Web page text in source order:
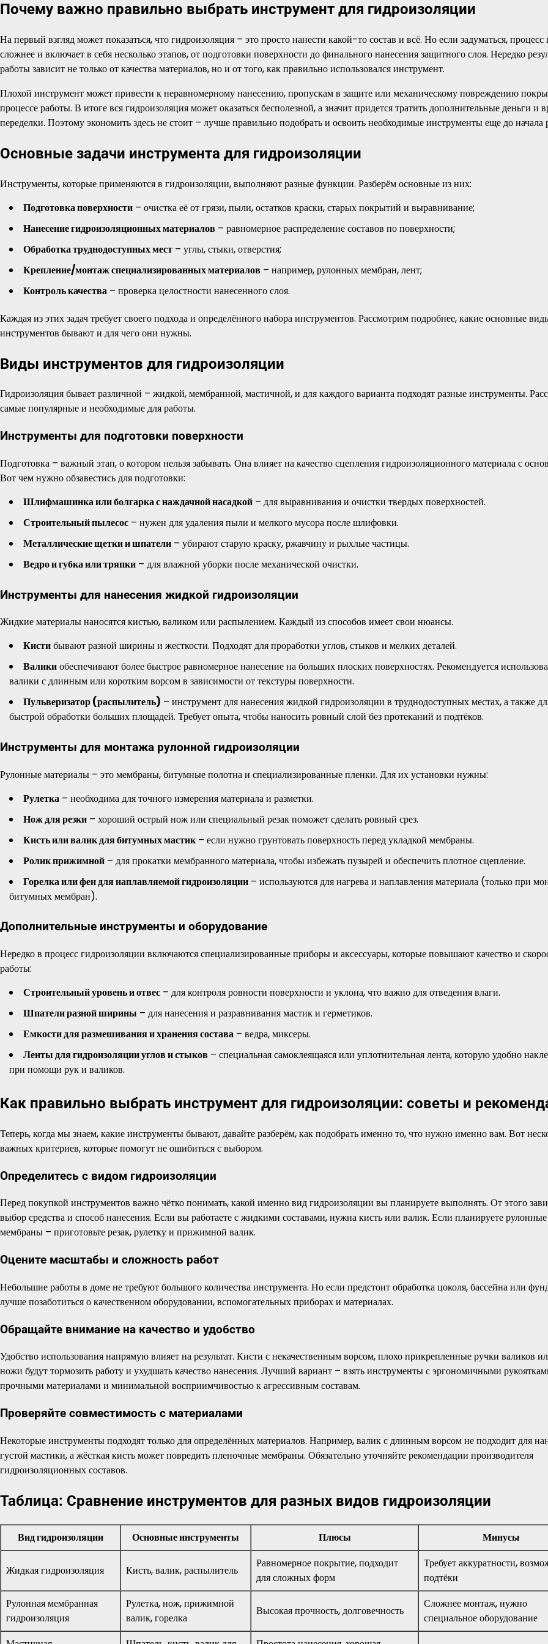
Почему важно правильно выбрать инструмент для гидроизоляции
На первый взгляд может показаться, что гидроизоляция – это просто нанести какой-то состав и всё. Но если задуматься, процесс
сложнее и включает в себя несколько этапов, от подготовки поверхности до финального нанесения защитного слоя. Нередко
работы зависит не только от качества материалов, но и от того, как правильно использовался инструмент.
Плохой инструмент может привести к неравномерному нанесению, пропускам в защите или механическому повреждению
процессе работы. В итоге вся гидроизоляция может оказаться бесполезной, а значит придется тратить дополнительные деньги и
переделки. Поэтому экономить здесь не стоит – лучше правильно подобрать и освоить необходимые инструменты еще до начала
Основные задачи инструмента для гидроизоляции
Инструменты, которые применяются в гидроизоляции, выполняют разные функции. Разберём основные из них:
Подготовка поверхности – очистка её от грязи, пыли, остатков краски, старых покрытий и выравнивание;
Нанесение гидроизоляционных материалов – равномерное распределение составов по поверхности;
Обработка труднодоступных мест – углы, стыки, отверстия;
Крепление/монтаж специализированных материалов – например, рулонных мембран, лент;
Контроль качества – проверка целостности нанесенного слоя.
Каждая из этих задач требует своего подхода и определённого набора инструментов. Рассмотрим подробнее, какие основные
инструментов бывают и для чего они нужны.
Виды инструментов для гидроизоляции
Гидроизоляция бывает различной – жидкой, мембранной, мастичной, и для каждого варианта подходят разные инструменты.
самые популярные и необходимые для работы.
Инструменты для подготовки поверхности
Подготовка – важный этап, о котором нельзя забывать. Она влияет на качество сцепления гидроизоляционного материала с
Вот чем нужно обзавестись для подготовки:
Шлифмашинка или болгарка с наждачной насадкой – для выравнивания и очистки твердых поверхностей.
Строительный пылесос – нужен для удаления пыли и мелкого мусора после шлифовки.
Металлические щетки и шпатели – убирают старую краску, ржавчину и рыхлые частицы.
Ведро и губка или тряпки – для влажной уборки после механической очистки.
Инструменты для нанесения жидкой гидроизоляции
Жидкие материалы наносятся кистью, валиком или распылением. Каждый из способов имеет свои нюансы.
Кистибывают разной ширины и жесткости. Подходят для проработки углов, стыков и мелких деталей.
Валикиобеспечивают более быстрое равномерное нанесение на больших плоских поверхностях. Рекомендуется
валики с длинным или коротким ворсом в зависимости от текстуры поверхности.
Пульверизатор (распылитель) – инструмент для нанесения жидкой гидроизоляции в труднодоступных местах, а также
быстрой обработки больших площадей. Требует опыта, чтобы наносить ровный слой без протеканий и подтёков.
Инструменты для монтажа рулонной гидроизоляции
Рулонные материалы – это мембраны, битумные полотна и специализированные пленки. Для их установки нужны:
Рулетка – необходима для точного измерения материала и разметки.
Нож для резки – хороший острый нож или специальный резак поможет сделать ровный срез.
Кисть или валик для битумных мастик– если нужно грунтовать поверхность перед укладкой мембраны.
Ролик прижимной – для прокатки мембранного материала, чтобы избежать пузырей и обеспечить плотное сцепление.
Горелка или фен для наплавляемой гидроизоляции – используются для нагрева и наплавления материала (только при
битумных мембран).
Дополнительные инструменты и оборудование
Нередко в процесс гидроизоляции включаются специализированные приборы и аксессуары, которые повышают качество и
работы:
Строительный уровень и отвес – для контроля ровности поверхности и уклона, что важно для отведения влаги.
Шпатели разной ширины – для нанесения и разравнивания мастик и герметиков.
Емкости для размешивания и хранения состава – ведра, миксеры.
Ленты для гидроизоляции углов и стыков – специальная самоклеящаяся или уплотнительная лента, которую удобно
при помощи рук и валиков.
Как правильно выбрать инструмент для гидроизоляции: советы и
Теперь, когда мы знаем, какие инструменты бывают, давайте разберём, как подобрать именно то, что нужно именно вам. Вот
важных критериев, которые помогут не ошибиться с выбором.
Определитесь с видом гидроизоляции
Перед покупкой инструментов важно чётко понимать, какой именно вид гидроизоляции вы планируете выполнять. От этого
выбор средства и способ нанесения. Если вы работаете с жидкими составами, нужна кисть или валик. Если планируете рулонные
мембраны – приготовьте резак, рулетку и прижимной валик.
Оцените масштабы и сложность работ
Небольшие работы в доме не требуют большого количества инструмента. Но если предстоит обработка цоколя, бассейна или
лучше позаботиться о качественном оборудовании, вспомогательных приборах и материалах.
Обращайте внимание на качество и удобство
Удобство использования напрямую влияет на результат. Кисти с некачественным ворсом, плохо прикрепленные ручки валиков
ножи будут тормозить работу и ухудшать качество нанесения. Лучший вариант – взять инструменты с эргономичными
прочными материалами и минимальной восприимчивостью к агрессивным составам.
Проверяйте совместимость с материалами
Некоторые инструменты подходят только для определённых материалов. Например, валик с длинным ворсом не подходит для
густой мастики, а жёсткая кисть может повредить пленочные мембраны. Обязательно уточняйте рекомендации производителя
гидроизоляционных составов.
Таблица: Сравнение инструментов для разных видов гидроизоляции
Вид гидроизоляции Основные инструменты Плюсы Минусы
Жидкая гидроизоляция Кисть, валик, распылитель
Равномерное покрытие, подходит
для сложных форм
Требует аккуратности,
подтёки
Рулонная мембранная
гидроизоляция
Рулетка, нож, прижимной
валик, горелка
Высокая прочность, долговечность
Сложнее монтаж, нужно
специальное оборудование